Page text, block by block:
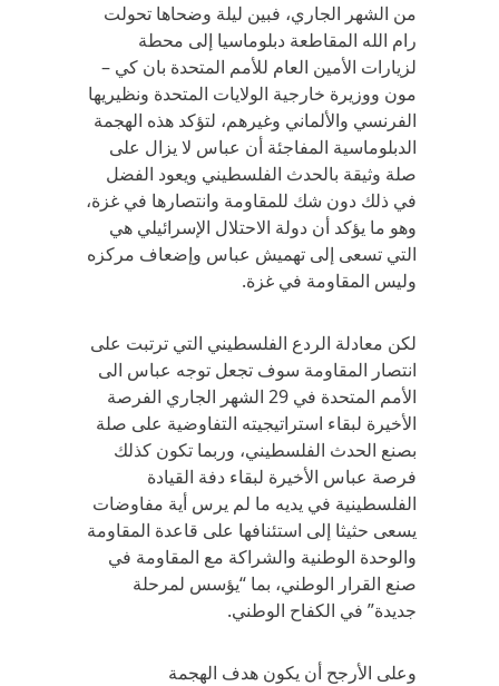
من الشهر الجاري، فبين ليلة وضحاها تحولت
رام الله المقاطعة دبلوماسيا إلى محطة
لزيارات الأمين العام للأمم المتحدة بان كي –
مون ووزيرة خارجية الولايات المتحدة ونظيريها
الفرنسي والألماني وغيرهم، لتؤكد هذه الهجمة
الدبلوماسية المفاجئة أن عباس لا يزال على
صلة وثيقة بالحدث الفلسطيني ويعود الفضل
في ذلك دون شك للمقاومة وانتصارها في غزة،
وهو ما يؤكد أن دولة الاحتلال الإسرائيلي هي
التي تسعى إلى تهميش عباس وإضعاف مركزه
وليس المقاومة في غزة.
لكن معادلة الردع الفلسطيني التي ترتبت على
انتصار المقاومة سوف تجعل توجه عباس الى
الأمم المتحدة في 29 الشهر الجاري الفرصة
الأخيرة لبقاء استراتيجيته التفاوضية على صلة
بصنع الحدث الفلسطيني، وربما تكون كذلك
فرصة عباس الأخيرة لبقاء دفة القيادة
الفلسطينية في يديه ما لم يرس أية مفاوضات
يسعى حثيثا إلى استئنافها على قاعدة المقاومة
والوحدة الوطنية والشراكة مع المقاومة في
صنع القرار الوطني، بما “يؤسس لمرحلة
جديدة” في الكفاح الوطني.
وعلى الأرجح أن يكون هدف الهجمة